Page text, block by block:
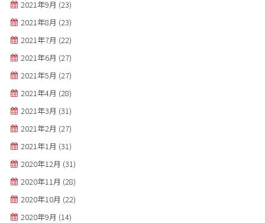
2021年9月 (23)
2021年8月 (23)
2021年7月 (22)
2021年6月 (27)
2021年5月 (27)
2021年4月 (28)
2021年3月 (31)
2021年2月 (27)
2021年1月 (31)
2020年12月 (31)
2020年11月 (28)
2020年10月 (22)
2020年9月 (14)